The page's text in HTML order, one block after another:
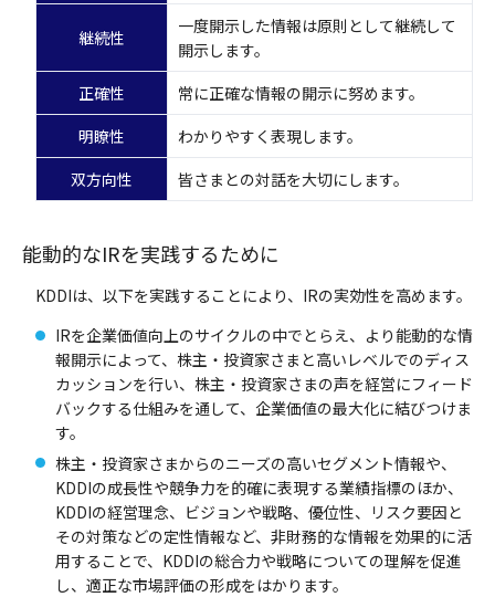
継続性
一度開示した情報は原則として継続して
開示します。
正確性
常に正確な情報の開示に努めます。
明瞭性
わかりやすく表現します。
双方向性
皆さまとの対話を大切にします。
能動的なIRを実践するために
KDDIは、以下を実践することにより、IRの実効性を高めます。
IRを企業価値向上のサイクルの中でとらえ、より能動的な情
報開示によって、株主・投資家さまと高いレベルでのディス
カッションを行い、株主・投資家さまの声を経営にフィード
バックする仕組みを通して、企業価値の最大化に結びつけま
す。
株主・投資家さまからのニーズの高いセグメント情報や、
KDDIの成長性や競争力を的確に表現する業績指標のほか、
KDDIの経営理念、ビジョンや戦略、優位性、リスク要因と
その対策などの定性情報など、非財務的な情報を効果的に活
用することで、KDDIの総合力や戦略についての理解を促進
し、適正な市場評価の形成をはかります。